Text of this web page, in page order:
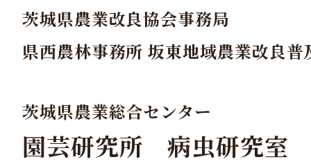
茨城県農業改良協会事務局
県西農林事務所 坂東地域農業改良普
茨城県農業総合センター
園芸研究所 病虫研究室